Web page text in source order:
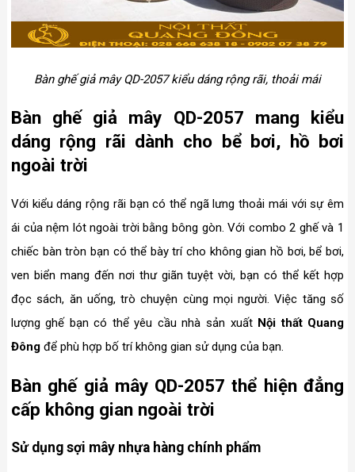
Bàn ghế giả mây QD-2057 kiểu dáng rộng rãi, thoải mái
Bàn ghế giả mây QD-2057 mang kiểu
dáng rộng rãi dành cho bể bơi, hồ bơi
ngoài trời
Với kiểu dáng rộng rãi bạn có thể ngã lưng thoải mái với sự êm
ái của nệm lót ngoài trời bằng bông gòn. Với combo 2 ghế và 1
chiếc bàn tròn bạn có thể bày trí cho không gian hồ bơi, bể bơi,
ven biển mang đến nơi thư giãn tuyệt vời, bạn có thể kết hợp
đọc sách, ăn uống, trò chuyện cùng mọi người. Việc tăng số
lượng ghế bạn có thể yêu cầu nhà sản xuất Nội thất Quang
Đôngđể phù hợp bố trí không gian sử dụng của bạn.
Bàn ghế giả mây QD-2057 thể hiện đẳng
cấp không gian ngoài trời
Sử dụng sợi mây nhựa hàng chính phẩm